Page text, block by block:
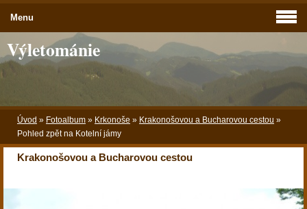
Výletománie
Úvod » Fotoalbum » Krkonoše » Krakonošovou a Bucharovou cestou »
Pohled zpět na Kotelní jámy
Krakonošovou a Bucharovou cestou
Menu